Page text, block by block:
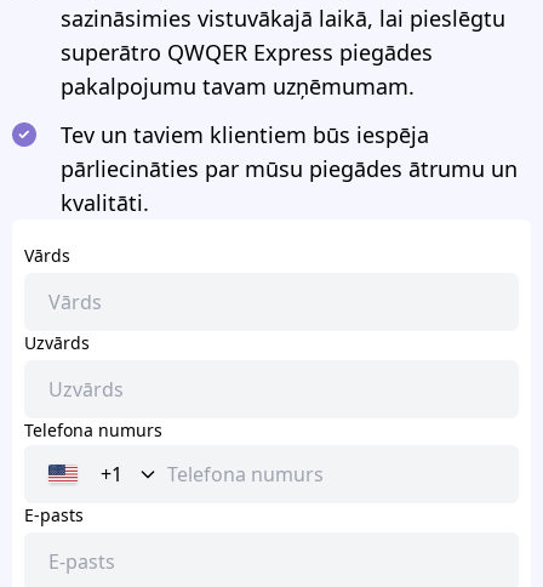
sazināsimies vistuvākajā laikā, lai pieslēgtu
superātro QWQER Express piegādes
pakalpojumu tavam uzņēmumam.
Tev un taviem klientiem būs iespēja
pārliecināties par mūsu piegādes ātrumu un
kvalitāti.
Vārds
Uzvārds
Telefona numurs
+1
E-pasts